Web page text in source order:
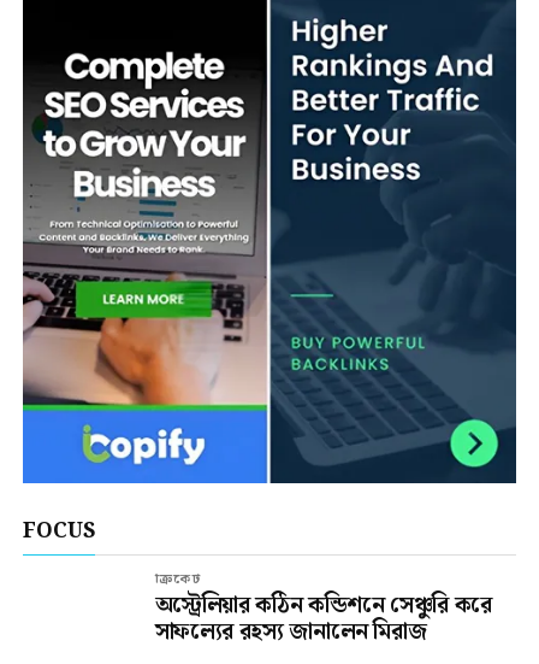
FOCUS
ক্রিকেট
অস্ট্রেলিয়ার কঠিন কন্ডিশনে সেঞ্চুরি করে
সাফল্যের রহস্য জানালেন মিরাজ